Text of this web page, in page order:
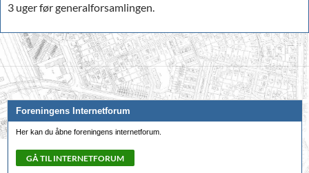
3 uger før generalforsamlingen.
Indlægsnavigation
Foreningens Internetforum
Her kan du åbne foreningens internetforum.